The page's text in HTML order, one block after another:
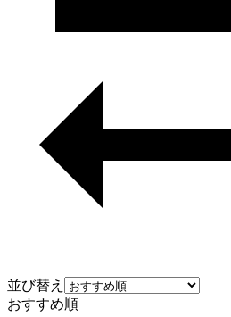
並び替え
おすすめ順